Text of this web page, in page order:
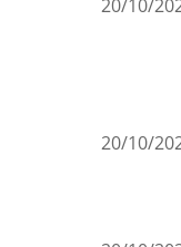
20/10/
20/10/